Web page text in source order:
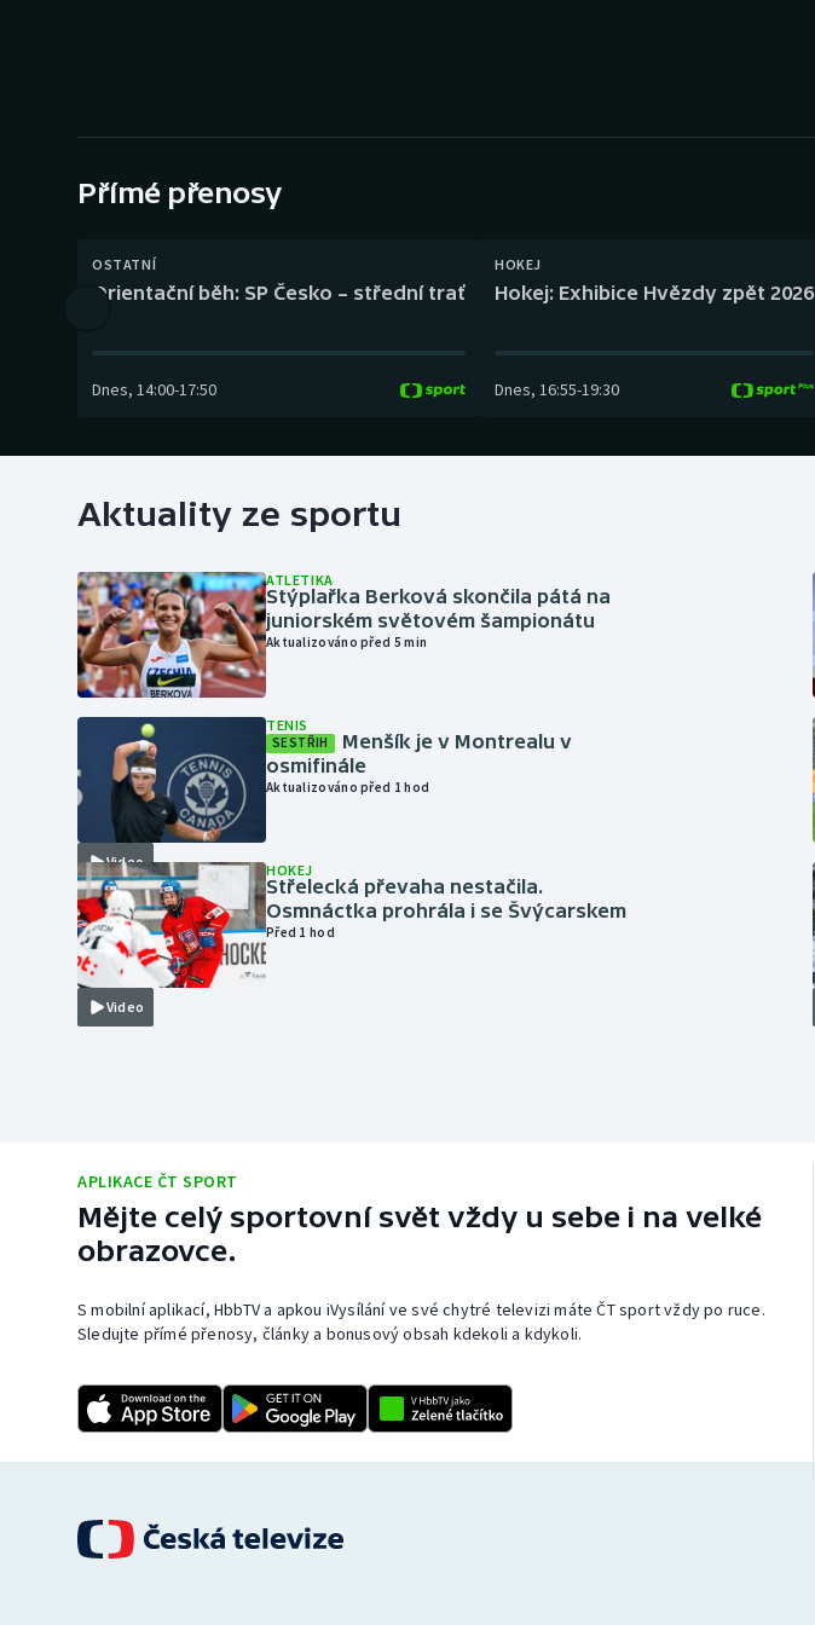
Gymnastika Plážový volejbal
Přímé přenosy
OSTATNÍ
Orientační běh: SP Česko – střední trať
Dnes, 14:00-17:50
HOKEJ
Hokej: Exhibice Hvězdy zpět 2026
Dnes, 16:55-19:30
Aktuality ze sportu
ATLETIKA
Stýplařka Berková skončila pátá na
juniorském světovém šampionátu
Aktualizováno před 5 min
Video
TENIS
SESTŘIH
Menšík je v Montrealu v
osmifinále
Aktualizováno před 1 hod
Video
HOKEJ
Střelecká převaha nestačila.
Osmnáctka prohrála i se Švýcarskem
Před 1 hod
APLIKACE ČT SPORT
Mějte celý sportovní svět vždy u sebe i na velké
obrazovce.
S mobilní aplikací, HbbTV a apkou iVysílání ve své chytré televizi máte ČT sport vždy po ruce.
Sledujte přímé přenosy, články a bonusový obsah kdekoli a kdykoli.